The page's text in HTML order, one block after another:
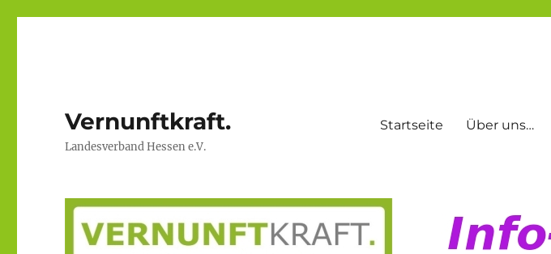
Vernunftkraft.
Landesverband Hessen e.V.
Startseite Über uns…